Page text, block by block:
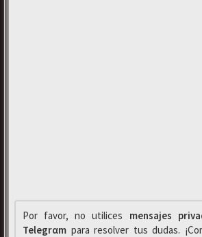
Por favor, no utilices mensajes
Telegrαm para resolver tus dudas.